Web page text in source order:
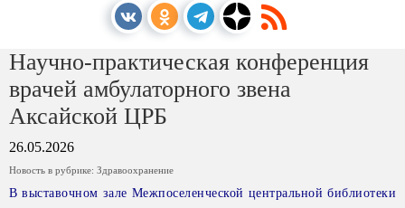
Научно-практическая конференция
врачей амбулаторного звена
Аксайской ЦРБ
26.05.2026
Новость в рубрике: Здравоохранение
В выставочном зале Межпоселенческой центральной библиотеки